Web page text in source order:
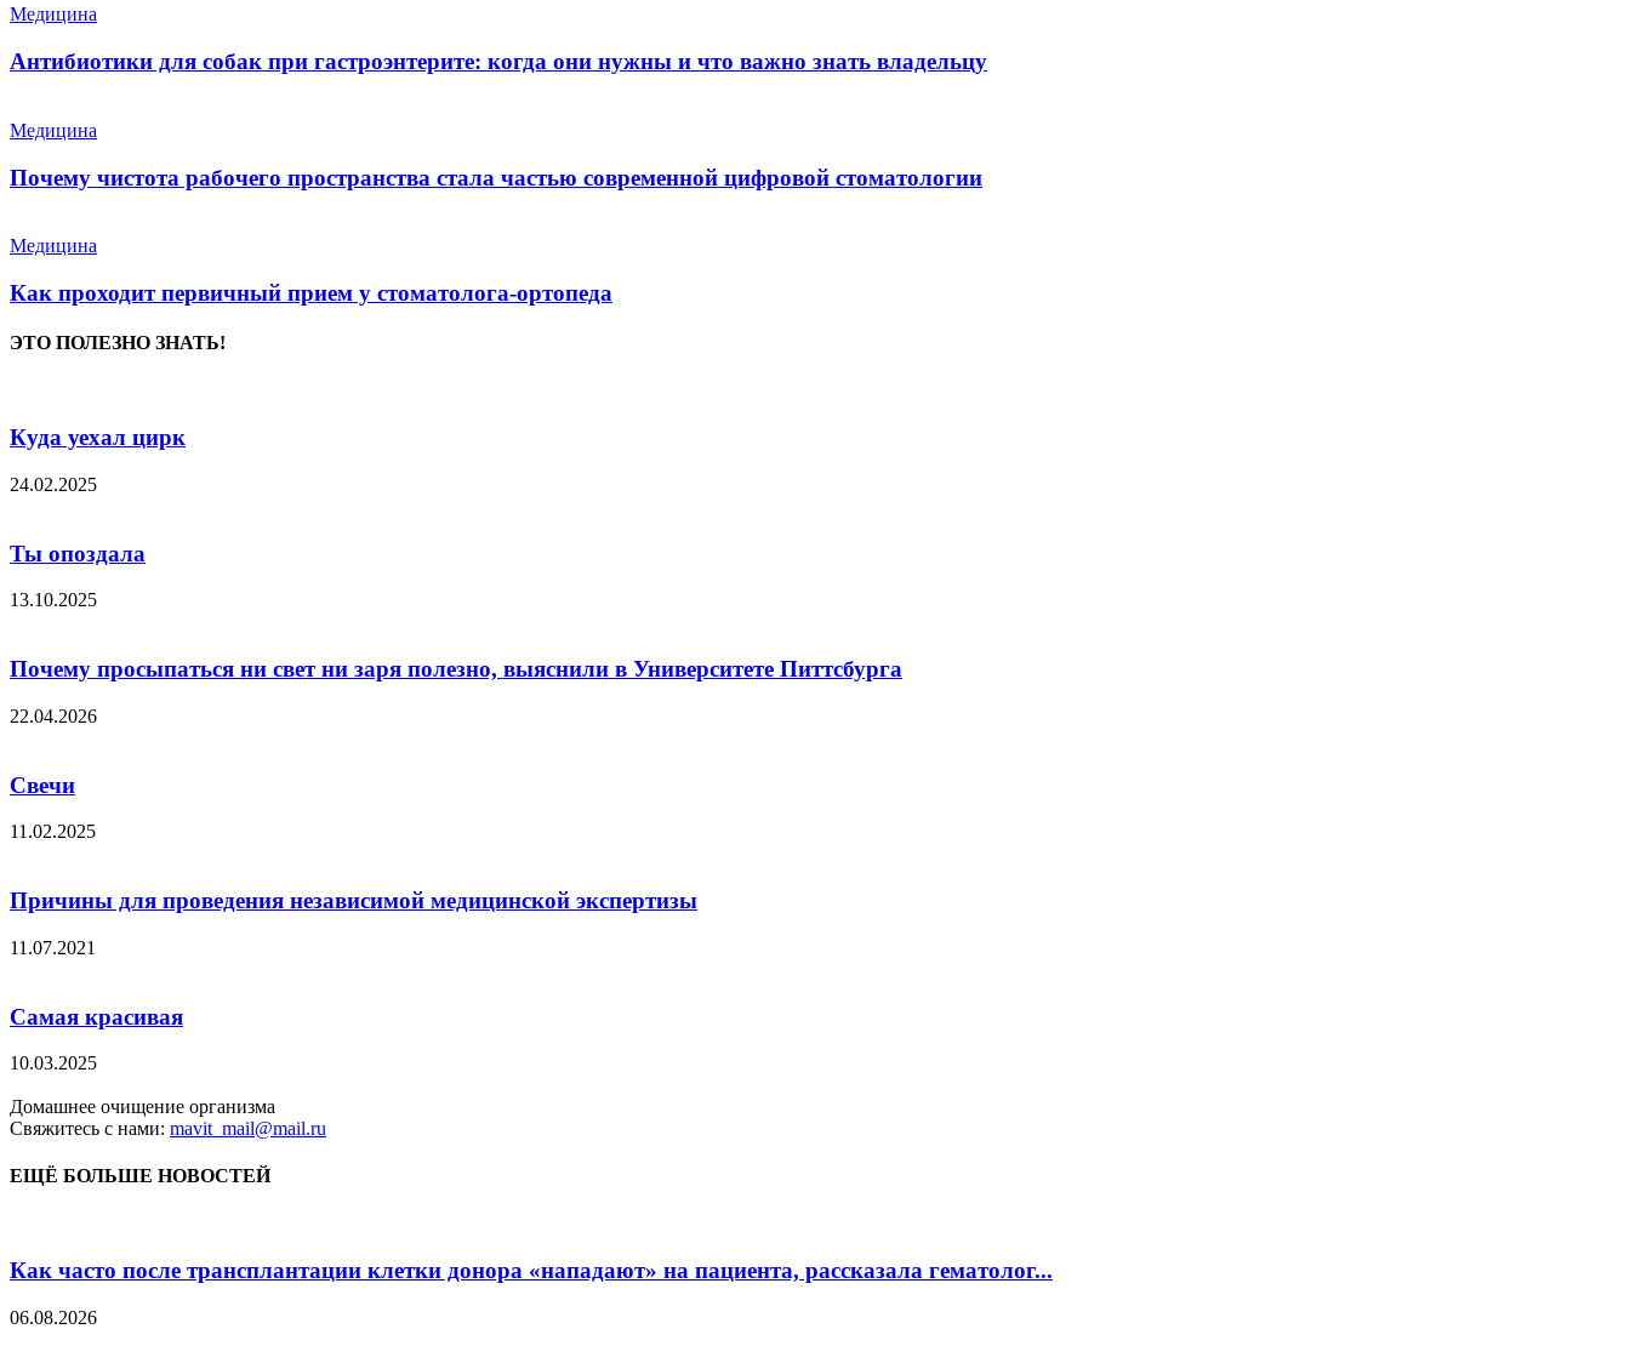
Медицина
Антибиотики для собак при гастроэнтерите: когда они нужны и что важно знать владельцу
Медицина
Почему чистота рабочего пространства стала частью современной цифровой стоматологии
Медицина
Как проходит первичный прием у стоматолога-ортопеда
ЭТО ПОЛЕЗНО ЗНАТЬ!
Куда уехал цирк
24.02.2025
Ты опоздала
13.10.2025
Почему просыпаться ни свет ни заря полезно, выяснили в Университете Питтсбурга
22.04.2026
Свечи
11.02.2025
Причины для проведения независимой медицинской экспертизы
11.07.2021
Самая красивая
10.03.2025
Домашнее очищение организма
Свяжитесь с нами: mavit_mail@mail.ru
ЕЩЁ БОЛЬШЕ НОВОСТЕЙ
Как часто после трансплантации клетки донора «нападают» на пациента, рассказала гематолог...
06.08.2026